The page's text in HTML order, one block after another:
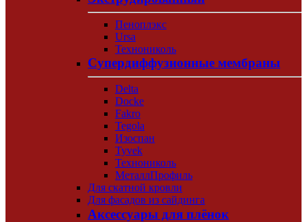
Пеноплэкс
Ursa
Технониколь
Супердиффузионные мембраны
Delta
Docke
Fakro
Tegola
Изоспан
Tyvek
Технониколь
МеталлПрофиль
Для скатной кровли
Для фасадов из сайдинга
Аксессуары для плёнок